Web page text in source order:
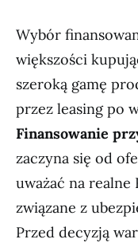
Wybór
większości
szeroką gamę
przez leasing po
Finansowanie
zaczyna się od
uważać na realne
związane z
Przed decyzją